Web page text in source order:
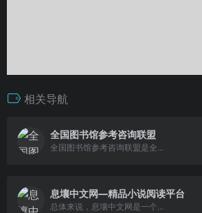
相关导航
全国图书馆参考咨询联盟
全国图书馆参考咨询联盟是全...
息壤中文网—精品小说阅读平台
总体来说，息壤中文网是一个...